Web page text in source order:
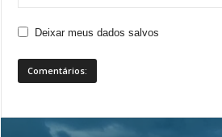
Deixar meus dados salvos